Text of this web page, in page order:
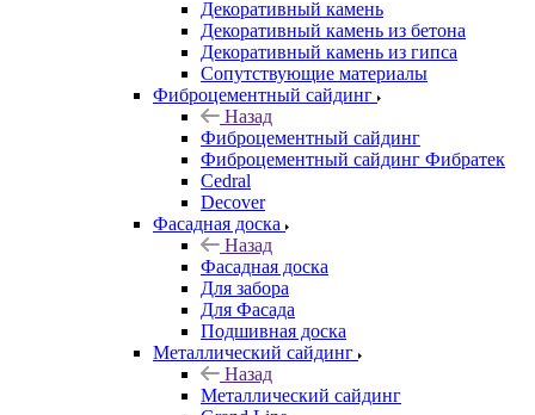
Декоративный камень
Декоративный камень из бетона
Декоративный камень из гипса
Сопутствующие материалы
Фиброцементный сайдинг
Назад
Фиброцементный сайдинг
Фиброцементный сайдинг Фибратек
Cedral
Decover
Фасадная доска
Назад
Фасадная доска
Для забора
Для Фасада
Подшивная доска
Металлический сайдинг
Назад
Металлический сайдинг